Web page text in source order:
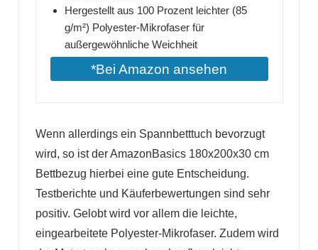
Hergestellt aus 100 Prozent leichter (85
g/m²) Polyester-Mikrofaser für
außergewöhnliche Weichheit
*Bei Amazon ansehen
Wenn allerdings ein Spannbetttuch bevorzugt
wird, so ist der AmazonBasics 180x200x30 cm
Bettbezug hierbei eine gute Entscheidung.
Testberichte und Käuferbewertungen sind sehr
positiv. Gelobt wird vor allem die leichte,
eingearbeitete Polyester-Mikrofaser. Zudem wird